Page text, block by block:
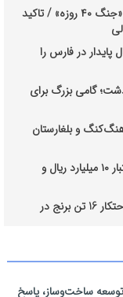
تجلی امید در خانه‌های مردم با حماسه‌آفرینی در «جنگ ۴۰ روزه» / تاکید
در فارس را
گامی بزرگ برای
و بلغارستان
افتتاح واحد سیار کانون پرورش فکری در اوز با اعتبار ۱۰ میلیارد ریال و
اخبار نیروی انتظامی استان فارس / لو رفتن انبار احتکار 16 تن برنج در
دانشگاه علوم
اربعین حسینی در عراق
ساخت‌وساز، پاسخ